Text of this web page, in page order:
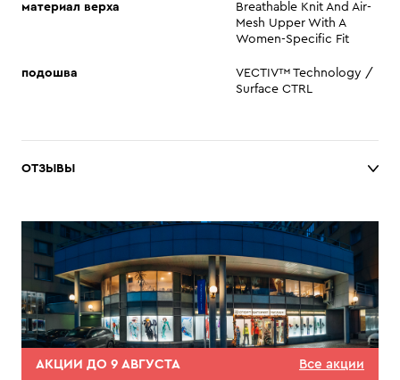
материал верха
Breathable Knit And Air-
Mesh Upper With A
Women-Specific Fit
подошва
VECTIV™ Technology /
Surface CTRL
ОТЗЫВЫ
АКЦИИ ДО 9 АВГУСТА Все акции